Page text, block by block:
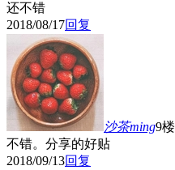
还不错
2018/08/17回复
沙茶ming9楼
不错。分享的好贴
2018/09/13回复